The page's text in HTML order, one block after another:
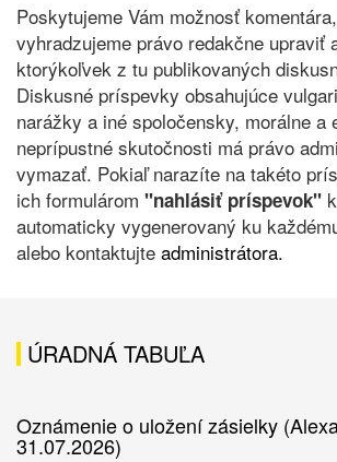
Poskytujeme Vám možnosť
vyhradzujeme právo redakčne upraviť
ktorýkoľvek z tu publikovaných
Diskusné príspevky obsahujúce
narážky a iné spoločensky, morálne a
neprípustné skutočnosti má právo
vymazať. Pokiaľ narazíte na takéto
ich formulárom "nahlásiť príspevok"
automaticky vygenerovaný ku
alebo kontaktujte administrátora.
ÚRADNÁ TABUĽA
Oznámenie o uložení zásielky
31.07.2026)